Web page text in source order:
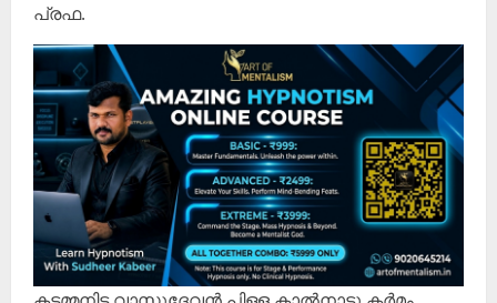
പ്രഫ.